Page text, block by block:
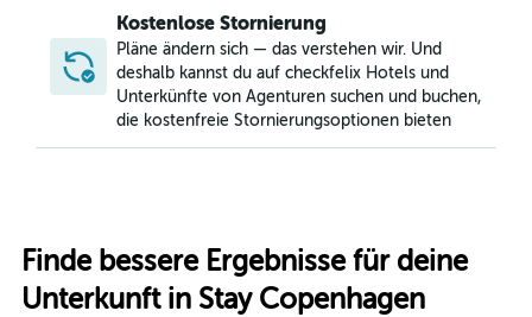
Kostenlose Stornierung
Pläne ändern sich — das verstehen wir. Und
deshalb kannst du auf checkfelix Hotels und
Unterkünfte von Agenturen suchen und buchen,
die kostenfreie Stornierungsoptionen bieten
Finde bessere Ergebnisse für deine
Unterkunft in Stay Copenhagen